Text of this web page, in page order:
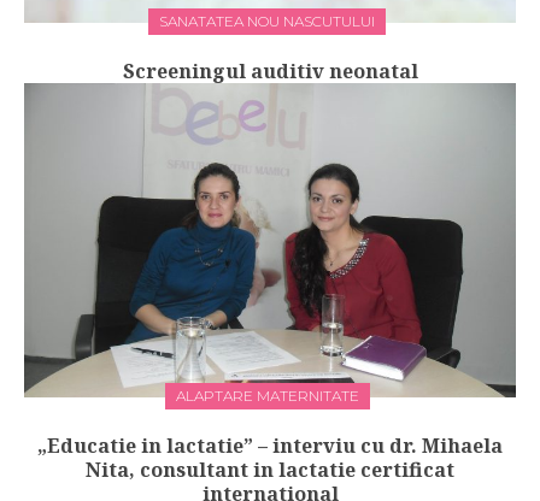
SANATATEA NOU NASCUTULUI
Screeningul auditiv neonatal
ALAPTARE MATERNITATE
„Educatie in lactatie” – interviu cu dr. Mihaela
Nita, consultant in lactatie certificat
international